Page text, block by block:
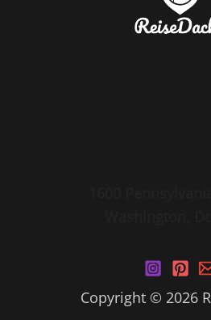
Copyright © 2026